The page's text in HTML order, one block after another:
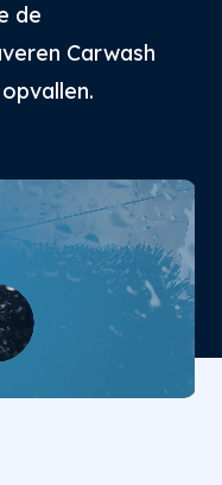
de
Carwash